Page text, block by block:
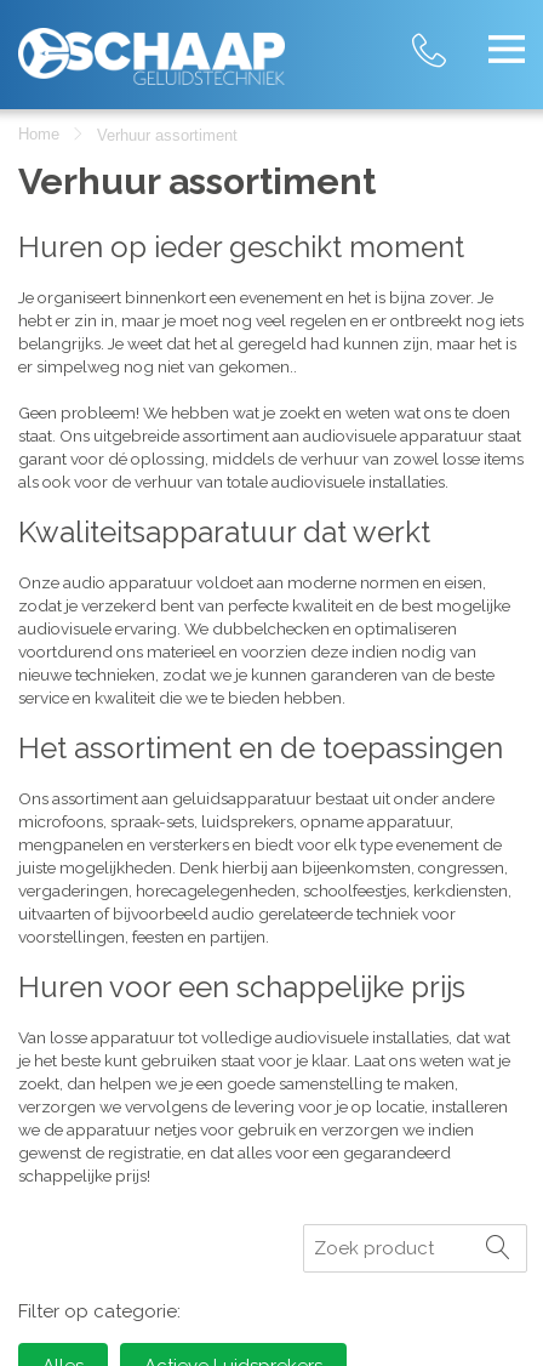
Home Verhuur assortiment
Verhuur assortiment
Huren op ieder geschikt moment
Je organiseert binnenkort een evenement en het is bijna zover. Je
hebt er zin in, maar je moet nog veel regelen en er ontbreekt nog iets
belangrijks. Je weet dat het al geregeld had kunnen zijn, maar het is
er simpelweg nog niet van gekomen..
Geen probleem! We hebben wat je zoekt en weten wat ons te doen
staat. Ons uitgebreide assortiment aan audiovisuele apparatuur staat
garant voor dé oplossing, middels de verhuur van zowel losse items
als ook voor de verhuur van totale audiovisuele installaties.
Kwaliteitsapparatuur dat werkt
Onze audio apparatuur voldoet aan moderne normen en eisen,
zodat je verzekerd bent van perfecte kwaliteit en de best mogelijke
audiovisuele ervaring. We dubbelchecken en optimaliseren
voortdurend ons materieel en voorzien deze indien nodig van
nieuwe technieken, zodat we je kunnen garanderen van de beste
service en kwaliteit die we te bieden hebben.
Het assortiment en de toepassingen
Ons assortiment aan geluidsapparatuur bestaat uit onder andere
microfoons, spraak-sets, luidsprekers, opname apparatuur,
mengpanelen en versterkers en biedt voor elk type evenement de
juiste mogelijkheden. Denk hierbij aan bijeenkomsten, congressen,
vergaderingen, horecagelegenheden, schoolfeestjes, kerkdiensten,
uitvaarten of bijvoorbeeld audio gerelateerde techniek voor
voorstellingen, feesten en partijen.
Huren voor een schappelijke prijs
Van losse apparatuur tot volledige audiovisuele installaties, dat wat
je het beste kunt gebruiken staat voor je klaar. Laat ons weten wat je
zoekt, dan helpen we je een goede samenstelling te maken,
verzorgen we vervolgens de levering voor je op locatie, installeren
we de apparatuur netjes voor gebruik en verzorgen we indien
gewenst de registratie, en dat alles voor een gegarandeerd
schappelijke prijs!
Zoeken
Filter op categorie: